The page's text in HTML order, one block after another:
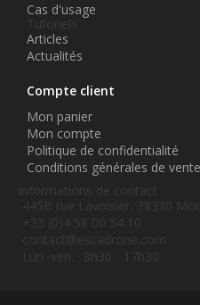
Cas d'usage
Tutoriels
Articles
Actualités
Compte client
Mon panier
Mon compte
Politique de confidentialité
Conditions générales de vente
Informations de contact
445B rue Lavoisier, 38330
contact@escadrone.com
Lun.-ven. · 8h30 - 17h30